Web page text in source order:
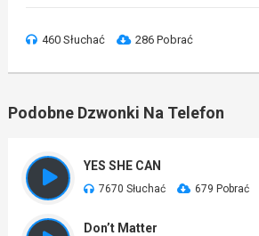
460 Słuchać 286 Pobrać
Podobne Dzwonki Na Telefon
YES SHE CAN
7670 Słuchać 679 Pobrać
Don’t Matter